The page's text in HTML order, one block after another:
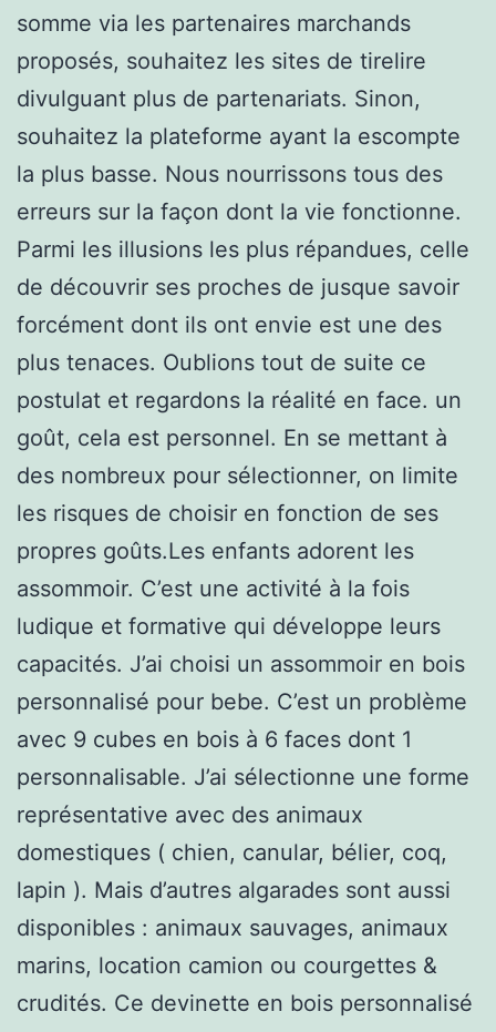
somme via les partenaires marchands
proposés, souhaitez les sites de tirelire
divulguant plus de partenariats. Sinon,
souhaitez la plateforme ayant la escompte
la plus basse. Nous nourrissons tous des
erreurs sur la façon dont la vie fonctionne.
Parmi les illusions les plus répandues, celle
de découvrir ses proches de jusque savoir
forcément dont ils ont envie est une des
plus tenaces. Oublions tout de suite ce
postulat et regardons la réalité en face. un
goût, cela est personnel. En se mettant à
des nombreux pour sélectionner, on limite
les risques de choisir en fonction de ses
propres goûts.Les enfants adorent les
assommoir. C’est une activité à la fois
ludique et formative qui développe leurs
capacités. J’ai choisi un assommoir en bois
personnalisé pour bebe. C’est un problème
avec 9 cubes en bois à 6 faces dont 1
personnalisable. J’ai sélectionne une forme
représentative avec des animaux
domestiques ( chien, canular, bélier, coq,
lapin ). Mais d’autres algarades sont aussi
disponibles : animaux sauvages, animaux
marins, location camion ou courgettes &
crudités. Ce devinette en bois personnalisé